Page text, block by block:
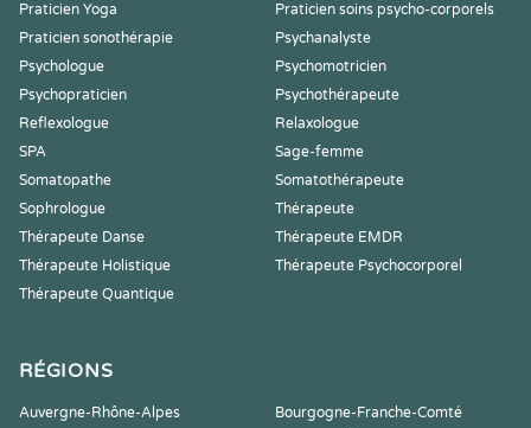
Praticien Yoga
Praticien soins psycho-corporels
Praticien sonothérapie
Psychanalyste
Psychologue
Psychomotricien
Psychopraticien
Psychothérapeute
Reflexologue
Relaxologue
SPA
Sage-femme
Somatopathe
Somatothérapeute
Sophrologue
Thérapeute
Thérapeute Danse
Thérapeute EMDR
Thérapeute Holistique
Thérapeute Psychocorporel
Thérapeute Quantique
RÉGIONS
Auvergne-Rhône-Alpes
Bourgogne-Franche-Comté